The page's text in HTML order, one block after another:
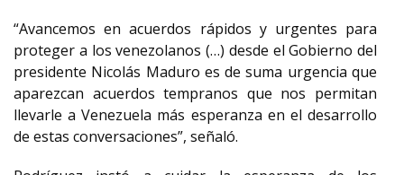
“Avancemos en acuerdos rápidos y urgentes para
proteger a los venezolanos (…) desde el Gobierno del
presidente Nicolás Maduro es de suma urgencia que
aparezcan acuerdos tempranos que nos permitan
llevarle a Venezuela más esperanza en el desarrollo
de estas conversaciones”, señaló.